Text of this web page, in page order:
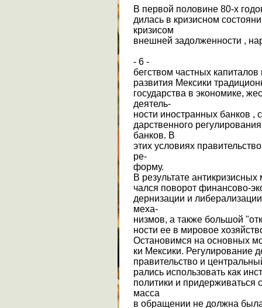
В первой половине 80-х
дилась в кризисном
кризисом
внешней задолженности ,
- 6 -
бегством частных
развития Мексики
государства в экономике,
деятель-
ности иностранных банков ,
дарственного
банков. В
этих условиях
ре-
форму.
В результате
чался поворот финансово-
дернизации и
меха-
низмов, а также большой
ности ее в мировое
Остановимся на основных
ки Мексики. Регулирование
правительство и
рались использовать как
политики и
масса
в обращении не должна